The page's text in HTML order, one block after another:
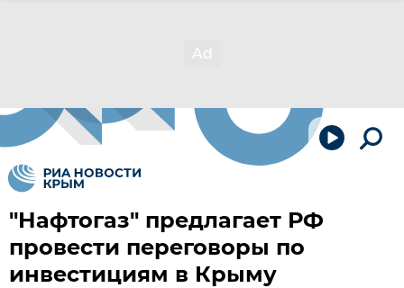
"Нафтогаз" предлагает РФ
провести переговоры по
инвестициям в Крыму